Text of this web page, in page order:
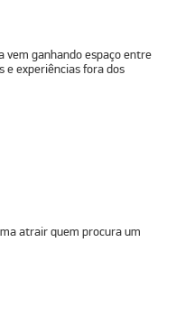
vem ganhando espaço entre
e experiências fora dos
atrair quem procura um